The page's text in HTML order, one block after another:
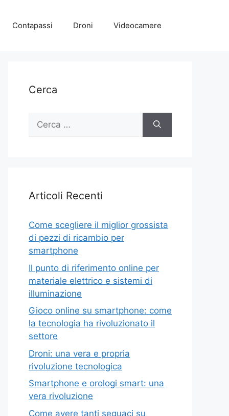
Contapassi Droni Videocamere
Cerca
Ricerca
Articoli Recenti
Come scegliere il miglior grossista
di pezzi di ricambio per
smartphone
Il punto di riferimento online per
materiale elettrico e sistemi di
illuminazione
Gioco online su smartphone: come
la tecnologia ha rivoluzionato il
settore
Droni: una vera e propria
rivoluzione tecnologica
Smartphone e orologi smart: una
vera rivoluzione
Come avere tanti seguaci su